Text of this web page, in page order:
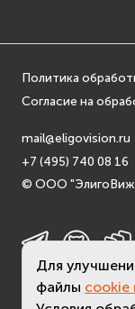
osgDB
osgText
osgUtil
osgViewer
bullet
Фаиловая
fs
Политика
Согласие на
mail@eligovision.ru
+7 (495) 740 08 16
© ООО
Для
файлы cookie